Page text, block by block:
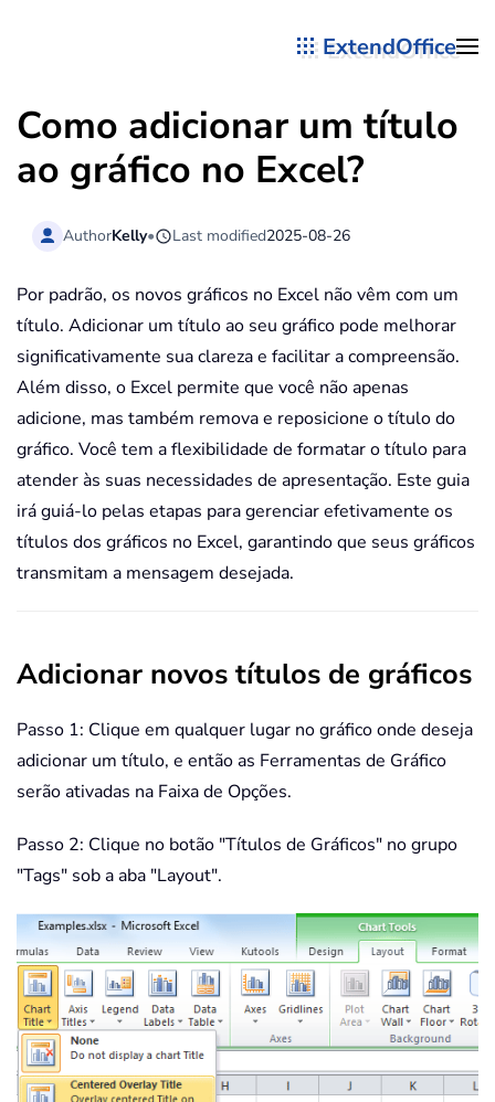
ExtendOffice
Como adicionar um título
ao gráfico no Excel?
AuthorKelly• Last modified2025-08-26
Por padrão, os novos gráficos no Excel não vêm com um
título. Adicionar um título ao seu gráfico pode melhorar
significativamente sua clareza e facilitar a compreensão.
Além disso, o Excel permite que você não apenas
adicione, mas também remova e reposicione o título do
gráfico. Você tem a flexibilidade de formatar o título para
atender às suas necessidades de apresentação. Este guia
irá guiá-lo pelas etapas para gerenciar efetivamente os
títulos dos gráficos no Excel, garantindo que seus gráficos
transmitam a mensagem desejada.
Adicionar novos títulos de gráficos
Passo 1: Clique em qualquer lugar no gráfico onde deseja
adicionar um título, e então as Ferramentas de Gráfico
serão ativadas na Faixa de Opções.
Passo 2: Clique no botão "Títulos de Gráficos" no grupo
"Tags" sob a aba "Layout".